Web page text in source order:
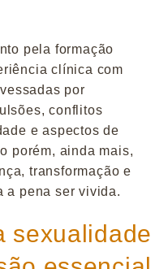
pela formação
clínica com
por
conflitos
e aspectos de
porém, ainda mais,
transformação e
a pena ser vivida.
sexualidade